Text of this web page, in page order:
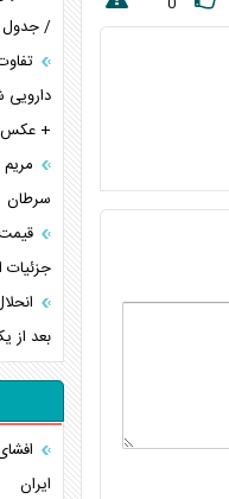
/ جدول
دارویی
+ عکس
سرطان
جزئیات
بعد از
ایران